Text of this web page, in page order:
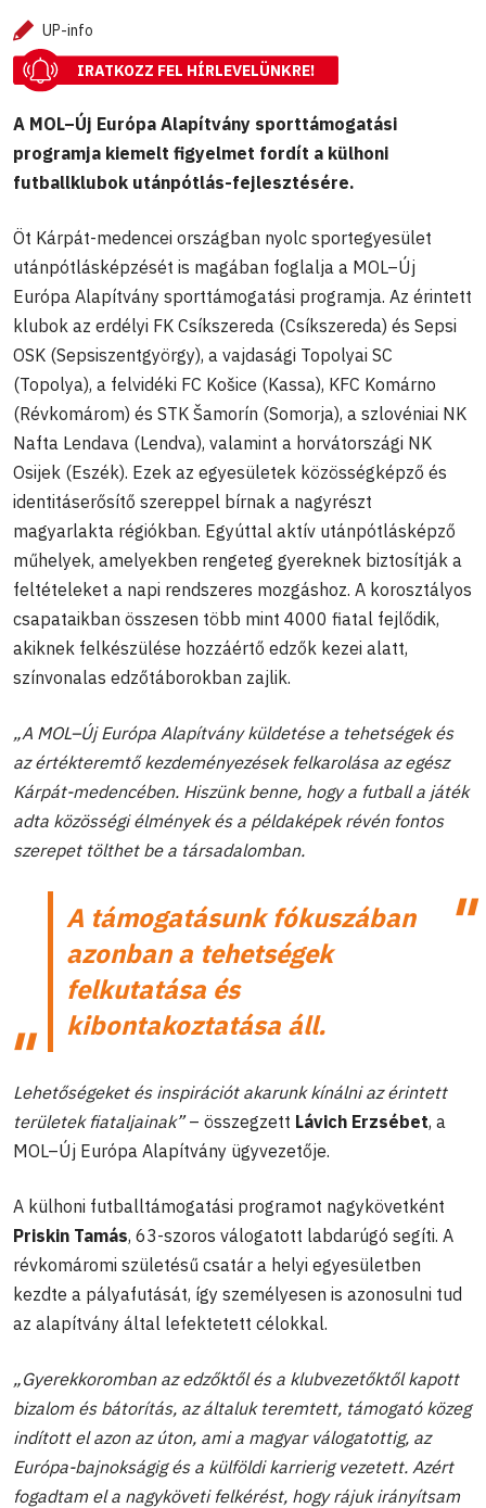
UP-info
IRATKOZZ FEL HÍRLEVELÜNKRE!
A MOL–Új Európa Alapítvány sporttámogatási
programja kiemelt figyelmet fordít a külhoni
futballklubok utánpótlás-fejlesztésére.
Öt Kárpát-medencei országban nyolc sportegyesület
utánpótlásképzését is magában foglalja a MOL–Új
Európa Alapítvány sporttámogatási programja. Az érintett
klubok az erdélyi FK Csíkszereda (Csíkszereda) és Sepsi
OSK (Sepsiszentgyörgy), a vajdasági Topolyai SC
(Topolya), a felvidéki FC Košice (Kassa), KFC Komárno
(Révkomárom) és STK Šamorín (Somorja), a szlovéniai NK
Nafta Lendava (Lendva), valamint a horvátországi NK
Osijek (Eszék). Ezek az egyesületek közösségképző és
identitáserősítő szereppel bírnak a nagyrészt
magyarlakta régiókban. Egyúttal aktív utánpótlásképző
műhelyek, amelyekben rengeteg gyereknek biztosítják a
feltételeket a napi rendszeres mozgáshoz. A korosztályos
csapataikban összesen több mint 4000 fiatal fejlődik,
akiknek felkészülése hozzáértő edzők kezei alatt,
színvonalas edzőtáborokban zajlik.
„A MOL–Új Európa Alapítvány küldetése a tehetségek és
az értékteremtő kezdeményezések felkarolása az egész
Kárpát-medencében. Hiszünk benne, hogy a futball a játék
adta közösségi élmények és a példaképek révén fontos
szerepet tölthet be a társadalomban.
A támogatásunk fókuszában
azonban a tehetségek
felkutatása és
kibontakoztatása áll.
Lehetőségeket és inspirációt akarunk kínálni az érintett
területek fiataljainak”– összegzett Lávich Erzsébet, a
MOL–Új Európa Alapítvány ügyvezetője.
A külhoni futballtámogatási programot nagykövetként
Priskin Tamás, 63-szoros válogatott labdarúgó segíti. A
révkomáromi születésű csatár a helyi egyesületben
kezdte a pályafutását, így személyesen is azonosulni tud
az alapítvány által lefektetett célokkal.
„Gyerekkoromban az edzőktől és a klubvezetőktől kapott
bizalom és bátorítás, az általuk teremtett, támogató közeg
indított el azon az úton, ami a magyar válogatottig, az
Európa-bajnokságig és a külföldi karrierig vezetett. Azért
fogadtam el a nagyköveti felkérést, hogy rájuk irányítsam